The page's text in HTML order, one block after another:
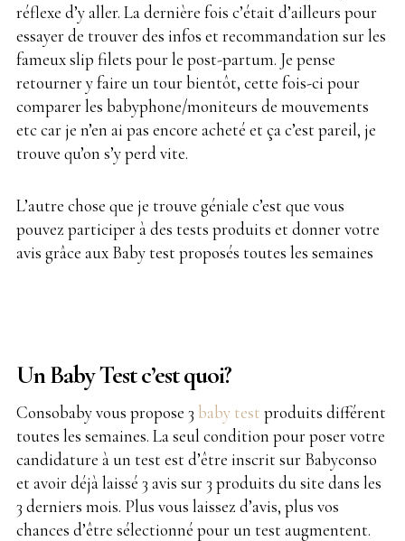
réflexe d’y aller. La dernière fois c’était d’ailleurs pour
essayer de trouver des infos et recommandation sur les
fameux slip filets pour le post-partum. Je pense
retourner y faire un tour bientôt, cette fois-ci pour
comparer les babyphone/moniteurs de mouvements
etc car je n’en ai pas encore acheté et ça c’est pareil, je
trouve qu’on s’y perd vite.
L’autre chose que je trouve géniale c’est que vous
pouvez participer à des tests produits et donner votre
avis grâce aux Baby test proposés toutes les semaines
Un Baby Test c’est quoi?
Consobaby vous propose 3 baby test produits différent
toutes les semaines. La seul condition pour poser votre
candidature à un test est d’être inscrit sur Babyconso
et avoir déjà laissé 3 avis sur 3 produits du site dans les
3 derniers mois. Plus vous laissez d’avis, plus vos
chances d’être sélectionné pour un test augmentent.